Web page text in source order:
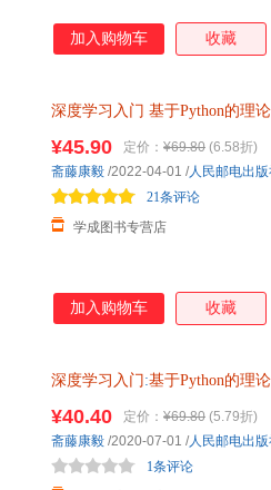
加入购物车 收藏
深度学习入门 基于Python的理
¥45.90 定价： ¥69.80 (6.58折)
学成图书专营店
21条评论
斋藤康毅 /2022-04-01 /人民邮电出
加入购物车 收藏
深度学习入门 :基于Python的理
¥40.40 定价： ¥69.80 (5.79折)
1条评论
斋藤康毅 /2020-07-01 /人民邮电出